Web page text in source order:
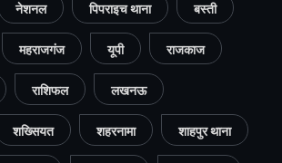
नेशनल पिपराइच थाना बस्ती
महराजगंज यूपी राजकाज
राशिफल लखनऊ
शख्सियत शहरनामा शाहपुर थाना